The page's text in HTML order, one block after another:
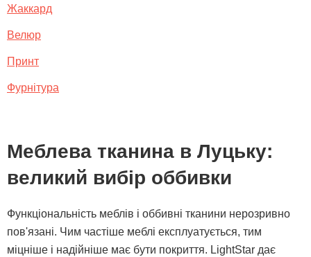
Жаккард
Велюр
Принт
Фурнітура
Меблева тканина в Луцьку:
великий вибір оббивки
Функціональність меблів і оббивні тканини нерозривно
пов'язані. Чим частіше меблі експлуатується, тим
міцніше і надійніше має бути покриття. LightStar дає